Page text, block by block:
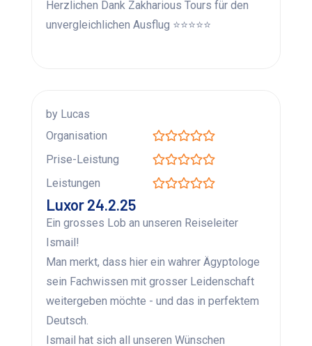
Herzlichen Dank Zakharious Tours für den
unvergleichlichen Ausflug ⭐⭐⭐⭐⭐
by Lucas
Organisation
Prise-Leistung
Leistungen
Luxor 24.2.25
Ein grosses Lob an unseren Reiseleiter
Ismail!
Man merkt, dass hier ein wahrer Ägyptologe
sein Fachwissen mit grosser Leidenschaft
weitergeben möchte - und das in perfektem
Deutsch.
Ismail hat sich all unseren Wünschen